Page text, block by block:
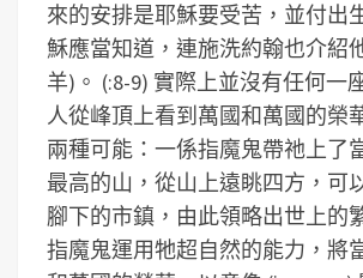
來的安排是耶穌要受苦，並付出
穌應當知道，連施洗約翰也介紹
羊)。 (:8-9) 實際上並沒有任何一
人從峰頂上看到萬國和萬國的榮
兩種可能：一係指魔鬼帶祂上了
最高的山，從山上遠眺四方，可
腳下的市鎮，由此領略出世上的
指魔鬼運用牠超自然的能力，將